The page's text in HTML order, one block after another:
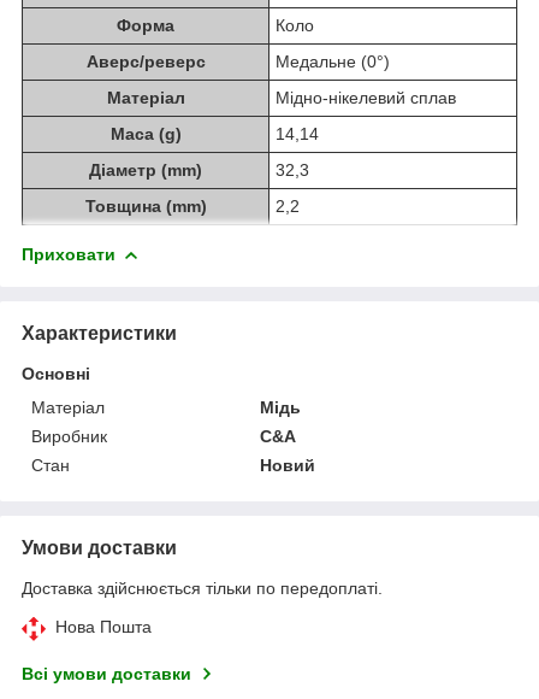
Форма
Коло
Аверс/реверс
Медальне (0°)
Матеріал
Мідно-нікелевий сплав
Маса (g)
14,14
Діаметр (mm)
32,3
Товщина (mm)
2,2
Приховати
Характеристики
Основні
Матеріал
Мідь
Виробник
C&A
Стан
Новий
Умови доставки
Доставка здійснюється тільки по передоплаті.
Нова Пошта
Всі умови доставки